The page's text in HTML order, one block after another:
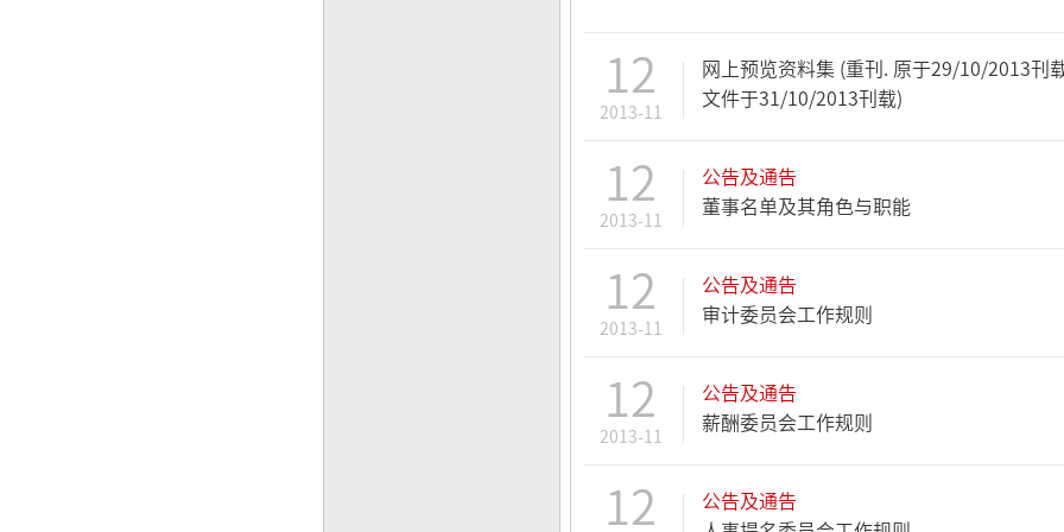
12
2013-11
网上预览资料集 (重刊. 原于29/10/2013刊
文件于31/10/2013刊载)
12
2013-11
公告及通告
董事名单及其角色与职能
12
2013-11
公告及通告
审计委员会工作规则
12
2013-11
公告及通告
薪酬委员会工作规则
12
公告及通告